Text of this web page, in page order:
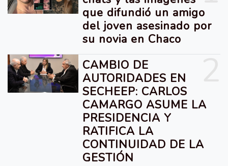
que difundió un amigo
del joven asesinado por
su novia en Chaco
CAMBIO DE
AUTORIDADES EN
SECHEEP: CARLOS
CAMARGO ASUME LA
PRESIDENCIA Y
RATIFICA LA
CONTINUIDAD DE LA
GESTIÓN